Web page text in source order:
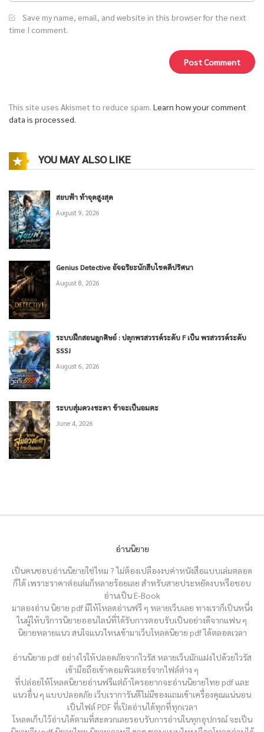
Save my name, email, and website in this browser for the next
time I comment.
This site uses Akismet to reduce spam. Learn how your comment
data is processed.
YOU MAY ALSO LIKE
สยบฟ้า ท้าจุดสูงสุด
August 9, 2026
Genius Detective อัจฉริยะนักสืบไขคดีปริศนา
August 8, 2026
ระบบฝึกสอนลูกศิษย์ : ปลุกพรสวรรค์ระดับ F เป็น พรสวรรค์ระดับ
SSS!
August 6, 2026
ระบบสุ่มดวงชะตา ข้าจะเป็นอมตะ
June 4, 2026
อ่านนิยาย
เป็นคนชอบอ่านนิยายใช่ไหม ? ไม่ต้องเปลืองงบค่าหนังสือแบบเล่มตลอด
ก็ได้ เพราะราคาต่อเล่มก็หลายร้อยเลย สำหรับสายประหยัดงบหรือชอบ
อ่านเป็น E-Book
มาลองอ่าน นิยาย pdf มีให้โหลดอ่านฟรี ๆ หลายเว็บเลย ทางเราก็เป็นหนึ่ง
ในผู้ให้บริการนิยายออนไลน์ที่ได้รับการตอบรับเป็นอย่างดีจากแฟน ๆ
นิยายหลายแนว สนใจแนวไหนเข้ามาเว็บโหลดนิยาย pdf ได้ตลอดเวลา
อ่านนิยาย pdf อย่างไรให้ปลอดภัยจากไวรัส หลายเว็บมักแฝงไปด้วยไวรัส
เข้ามือถือเข้าคอมพิวเตอร์จากไฟล์ต่าง ๆ
ที่ปล่อยให้โหลดนิยายอ่านฟรีแต่ถ้าใครอยากจะอ่านนิยายไทย pdf และ
แนวอื่น ๆ แบบปลอดภัย เว็บเราการันตีไม่มีของแถมเข้าเครื่องคุณแน่นอน
เป็นไฟล์ PDF ที่เปิดอ่านได้ทุกที่ทุกเวลา
โหลดเก็บไว้อ่านได้ตามที่สะดวกเลยรอบรับการอ่านในทุกอุปกรณ์ จะเป็น